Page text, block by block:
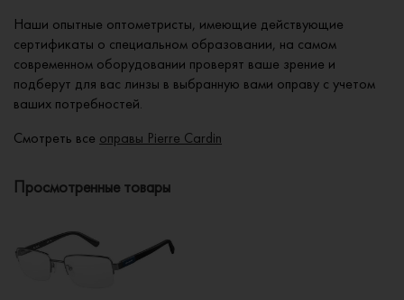
Наши опытные оптометристы, имеющие действующие
сертификаты о специальном образовании, на самом
современном оборудовании проверят ваше зрение и
подберут для вас линзы в выбранную вами оправу с учетом
ваших потребностей.
Смотреть все оправы Pierre Cardin
Просмотренные товары